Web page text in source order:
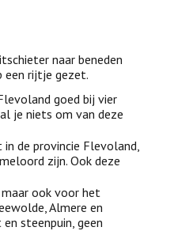
naar beneden
een rijtje gezet.
goed bij vier
je niets om van deze
de provincie Flevoland,
zijn. Ook deze
ook voor het
Almere en
steenpuin, geen